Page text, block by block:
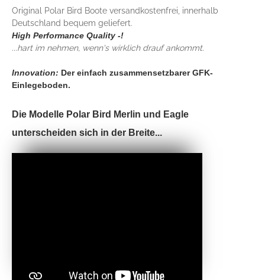
Original Polar Bird Boote versandkostenfrei, innerhalb
Deutschland bequem geliefert.
High Performance Quality -!
...hart im nehmen, wenn's wirklich drauf ankommt.
Innovation: Der einfach zusammensetzbarer GFK-
Einlegeboden.
Die Modelle Polar Bird Merlin und Eagle
unterscheiden sich in der Breite...